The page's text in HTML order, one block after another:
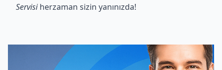
Servisiherzaman sizin yanınızda!